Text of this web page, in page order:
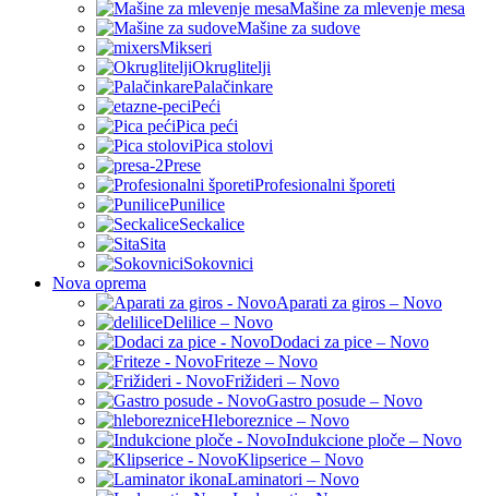
Mašine za mlevenje mesa
Mašine za sudove
Mikseri
Okruglitelji
Palačinkare
Peći
Pica peći
Pica stolovi
Prese
Profesionalni šporeti
Punilice
Seckalice
Sita
Sokovnici
Nova oprema
Aparati za giros – Novo
Delilice – Novo
Dodaci za pice – Novo
Friteze – Novo
Frižideri – Novo
Gastro posude – Novo
Hleboreznice – Novo
Indukcione ploče – Novo
Klipserice – Novo
Laminatori – Novo